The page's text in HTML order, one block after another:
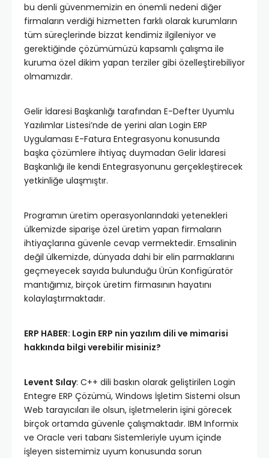
bu denli güvenmemizin en önemli nedeni diğer
firmaların verdiği hizmetten farklı olarak kurumların
tüm süreçlerinde bizzat kendimiz ilgileniyor ve
gerektiğinde çözümümüzü kapsamlı çalışma ile
kuruma özel dikim yapan terziler gibi özelleştirebiliyor
olmamızdır.
Gelir İdaresi Başkanlığı tarafından E-Defter Uyumlu
Yazılımlar Listesi’nde de yerini alan Login ERP
Uygulaması E-Fatura Entegrasyonu konusunda
başka çözümlere ihtiyaç duymadan Gelir İdaresi
Başkanlığı ile kendi Entegrasyonunu gerçekleştirecek
yetkinliğe ulaşmıştır.
Programın üretim operasyonlarındaki yetenekleri
ülkemizde siparişe özel üretim yapan firmaların
ihtiyaçlarına güvenle cevap vermektedir. Emsalinin
değil ülkemizde, dünyada dahi bir elin parmaklarını
geçmeyecek sayıda bulunduğu Ürün Konfigüratör
mantığımız, birçok üretim firmasının hayatını
kolaylaştırmaktadır.
ERP HABER: Login ERP nin yazılım dili ve mimarisi
hakkında bilgi verebilir misiniz?
Levent Sılay: C++ dili baskın olarak geliştirilen Login
Entegre ERP Çözümü, Windows İşletim Sistemi olsun
Web tarayıcıları ile olsun, işletmelerin işini görecek
birçok ortamda güvenle çalışmaktadır. IBM Informix
ve Oracle veri tabanı Sistemleriyle uyum içinde
işleyen sistemimiz uyum konusunda sorun